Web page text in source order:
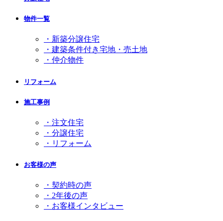
物件一覧
・新築分譲住宅
・建築条件付き宅地・売土地
・仲介物件
リフォーム
施工事例
・注文住宅
・分譲住宅
・リフォーム
お客様の声
・契約時の声
・2年後の声
・お客様インタビュー